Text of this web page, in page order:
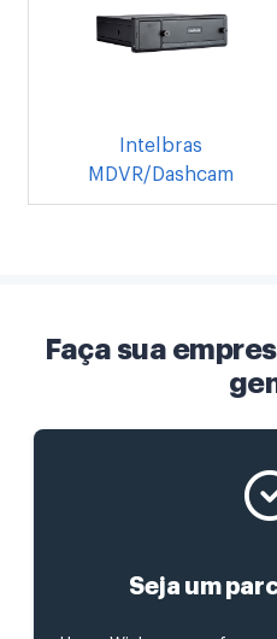
Intelbras
MDVR/Dashcam
Faça sua
Seja um